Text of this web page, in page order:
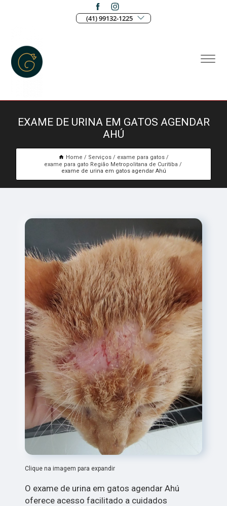
(41) 99132-1225
EXAME DE URINA EM GATOS AGENDAR
AHÚ
Home Serviços
exame para gatos
exame para gato Região Metropolitana de Curitiba
exame de urina em gatos agendar Ahú
Clique na imagem para expandir
O exame de urina em gatos agendar Ahú
oferece acesso facilitado a cuidados